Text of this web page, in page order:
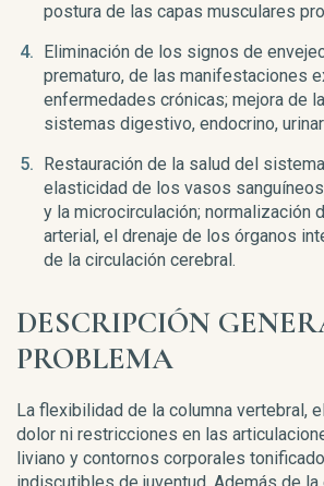
postura de las capas musculares
Eliminación de los signos de
prematuro, de las manifestaciones
enfermedades crónicas; mejora de
sistemas digestivo, endocrino,
Restauración de la salud del
elasticidad de los vasos
y la microcirculación; normalización
arterial, el drenaje de los órganos
de la circulación cerebral.
DESCRIPCIÓN
PROBLEMA
La flexibilidad de la columna vertebral,
dolor ni restricciones en las
liviano y contornos corporales